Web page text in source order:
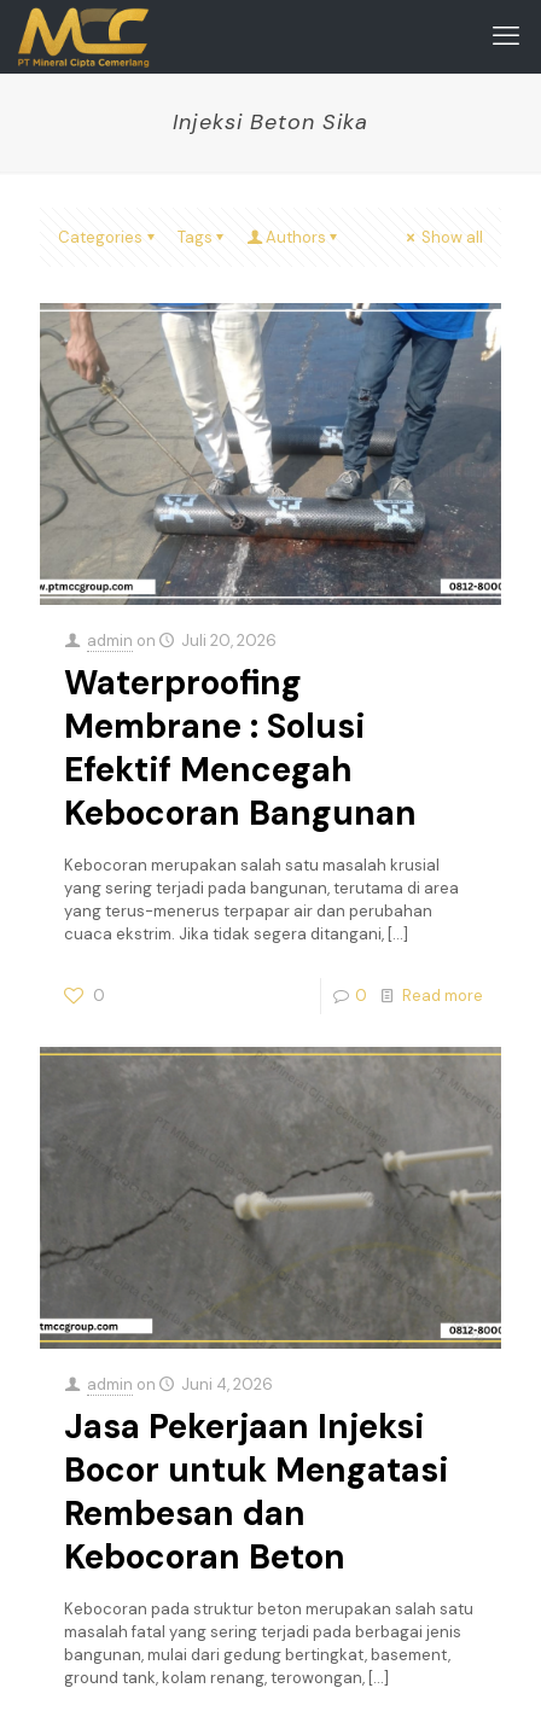
Injeksi Beton Sika
Categories Tags Authors Show all
admin on Juli 20, 2026
Waterproofing
Membrane : Solusi
Efektif Mencegah
Kebocoran Bangunan
Kebocoran merupakan salah satu masalah krusial
yang sering terjadi pada bangunan, terutama di area
yang terus-menerus terpapar air dan perubahan
cuaca ekstrim. Jika tidak segera ditangani, […]
0 0 Read more
admin on Juni 4, 2026
Jasa Pekerjaan Injeksi
Bocor untuk Mengatasi
Rembesan dan
Kebocoran Beton
Kebocoran pada struktur beton merupakan salah satu
masalah fatal yang sering terjadi pada berbagai jenis
bangunan, mulai dari gedung bertingkat, basement,
ground tank, kolam renang, terowongan, […]